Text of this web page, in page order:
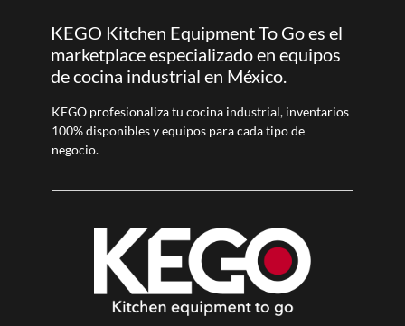
KEGO Kitchen Equipment To Go es el
marketplace especializado en equipos
de cocina industrial en México.
KEGO profesionaliza tu cocina industrial, inventarios
100% disponibles y equipos para cada tipo de
negocio.